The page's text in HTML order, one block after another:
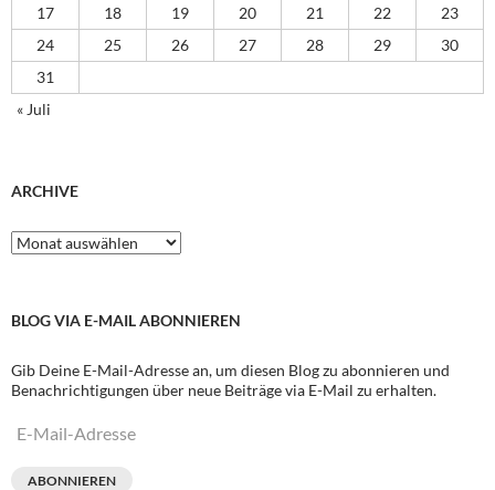
17
18 19 20 21 22
23
24
25 26 27 28 29
30
31
« Juli
ARCHIVE
Archive
BLOG VIA E-MAIL ABONNIEREN
Gib Deine E-Mail-Adresse an, um diesen Blog zu abonnieren und
Benachrichtigungen über neue Beiträge via E-Mail zu erhalten.
E-
ABONNIEREN